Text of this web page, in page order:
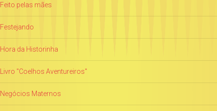
Feito pelas mães
Festejando
Hora da Historinha
Livro "Coelhos Aventureiros"
Negócios Maternos